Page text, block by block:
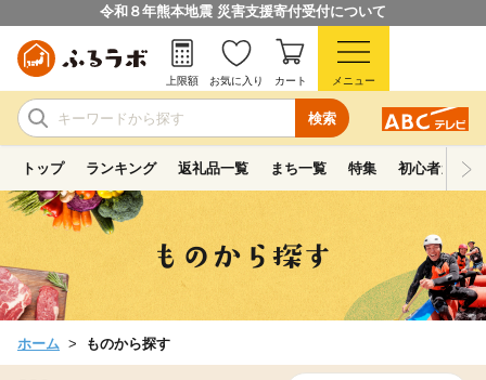
令和８年熊本地震 災害支援寄付受付について
検索
上限額 お気に入り カート メニュー
トップ ランキング 返礼品一覧 まち一覧 特集 初心者ガイド
ホーム ものから探す